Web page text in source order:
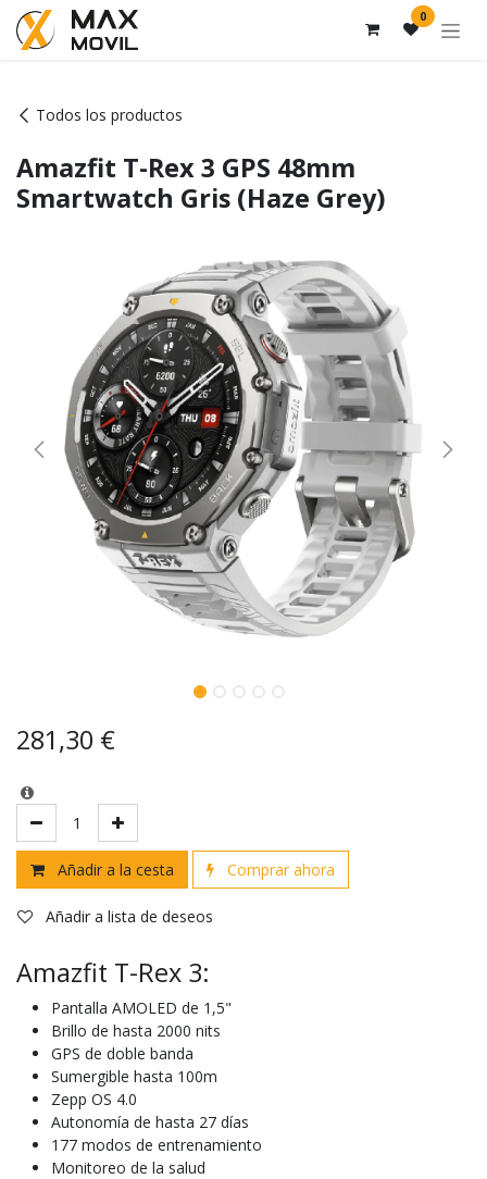
Ir al contenido 0
Todos los productos
Amazfit T-Rex 3 GPS 48mm
Smartwatch Gris (Haze Grey)
281,30 €
Añadir a la cesta Comprar ahora
Añadir a lista de deseos
Amazfit T-Rex 3:
Pantalla AMOLED de 1,5"
Brillo de hasta 2000 nits
GPS de doble banda
Sumergible hasta 100m
Zepp OS 4.0
Autonomía de hasta 27 días
177 modos de entrenamiento
Monitoreo de la salud